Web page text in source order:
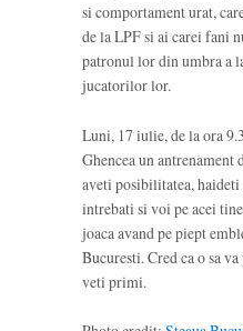
si comportament urat,
de la LPF si ai carei fani
patronul lor din umbra a
jucatorilor lor.
Luni, 17 iulie, de la ora
Ghencea un antrenament
aveti posibilitatea, haideti
intrebati si voi pe acei
joaca avand pe piept
Bucuresti. Cred ca o sa
veti primi.